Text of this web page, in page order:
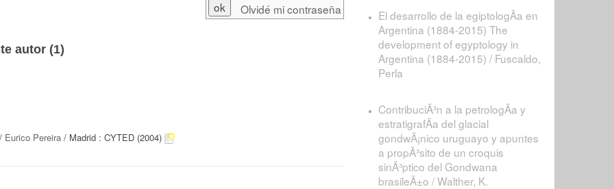
autor (1)
/ Eurico Pereira / Madrid : CYTED (2004)
Olvidé mi contraseña
El desarrollo de la egiptologÃ­a en
Argentina (1884-2015) The
development of egyptology in
Argentina (1884-2015) / Fuscaldo,
Perla
ContribuciÃ³n a la petrologÃ­a y
estratigrafÃ­a del glacial
gondwÃ¡nico uruguayo y apuntes
a propÃ³sito de un croquis
sinÃ³ptico del Gondwana
brasileÃ±o / Walther, K.